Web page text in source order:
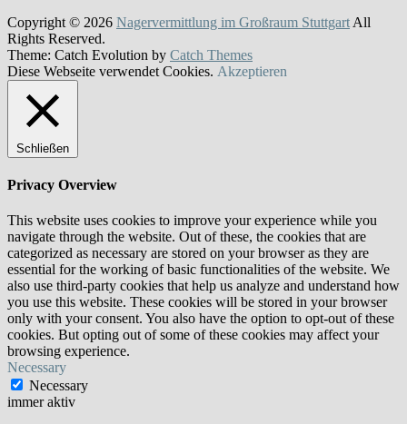
Copyright © 2026 Nagervermittlung im Großraum Stuttgart All
Rights Reserved.
Theme: Catch Evolution by Catch Themes
Diese Webseite verwendet Cookies. Akzeptieren
Schließen
Privacy Overview
This website uses cookies to improve your experience while you
navigate through the website. Out of these, the cookies that are
categorized as necessary are stored on your browser as they are
essential for the working of basic functionalities of the website. We
also use third-party cookies that help us analyze and understand how
you use this website. These cookies will be stored in your browser
only with your consent. You also have the option to opt-out of these
cookies. But opting out of some of these cookies may affect your
browsing experience.
Necessary
Necessary
immer aktiv